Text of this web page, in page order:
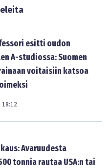
esitti oudon
A-studiossa: Suomen
voitaisiin katsoa
18:12
Avaruudesta
tonnia rautaa USA:n tai